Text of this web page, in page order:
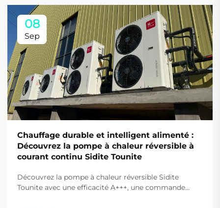
08
Sep
Chauffage durable et intelligent alimenté :
Découvrez la pompe à chaleur réversible à
courant continu Sidite Tounite
Découvrez la pompe à chaleur réversible Sidite
Tounite avec une efficacité A+++, une commande